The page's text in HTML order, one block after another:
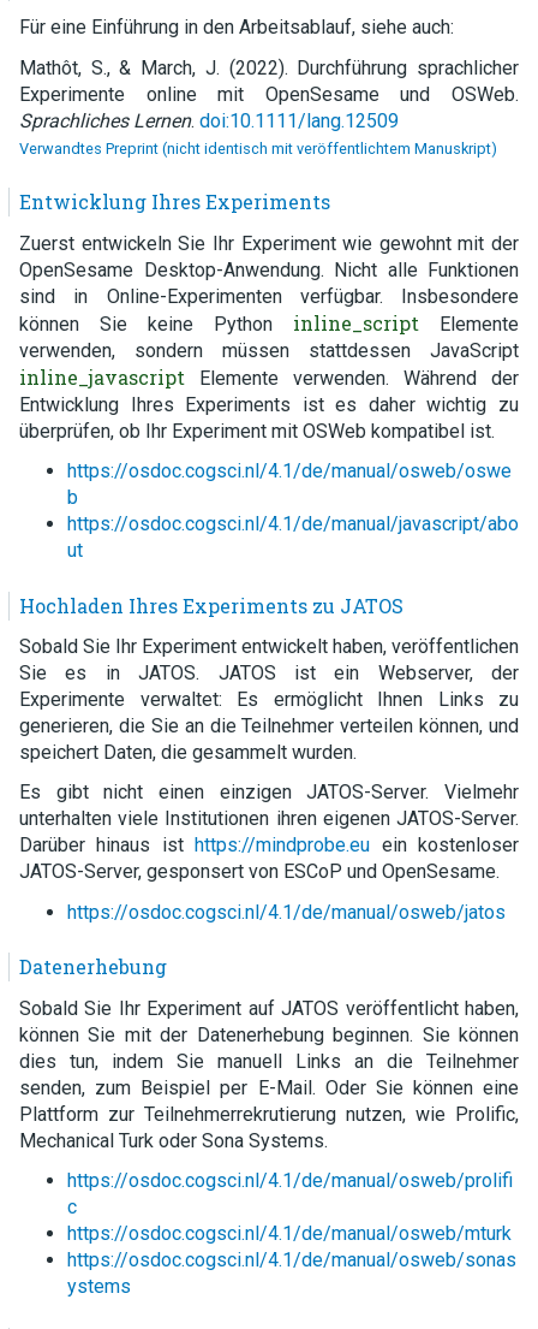
Für eine Einführung in den Arbeitsablauf, siehe auch:
Mathôt, S., & March, J. (2022). Durchführung sprachlicher
Experimente online mit OpenSesame und OSWeb.
Sprachliches Lernen. doi:10.1111/lang.12509
Verwandtes Preprint (nicht identisch mit veröffentlichtem Manuskript)
Entwicklung Ihres Experiments
Zuerst entwickeln Sie Ihr Experiment wie gewohnt mit der
OpenSesame Desktop-Anwendung. Nicht alle Funktionen
sind in Online-Experimenten verfügbar. Insbesondere
können Sie keine Python inline_script Elemente
verwenden, sondern müssen stattdessen JavaScript
inline_javascript Elemente verwenden. Während der
Entwicklung Ihres Experiments ist es daher wichtig zu
überprüfen, ob Ihr Experiment mit OSWeb kompatibel ist.
https://osdoc.cogsci.nl/4.1/de/manual/osweb/oswe
b
https://osdoc.cogsci.nl/4.1/de/manual/javascript/abo
ut
Hochladen Ihres Experiments zu JATOS
Sobald Sie Ihr Experiment entwickelt haben, veröffentlichen
Sie es in JATOS. JATOS ist ein Webserver, der
Experimente verwaltet: Es ermöglicht Ihnen Links zu
generieren, die Sie an die Teilnehmer verteilen können, und
speichert Daten, die gesammelt wurden.
Es gibt nicht einen einzigen JATOS-Server. Vielmehr
unterhalten viele Institutionen ihren eigenen JATOS-Server.
Darüber hinaus ist https://mindprobe.eu ein kostenloser
JATOS-Server, gesponsert von ESCoP und OpenSesame.
https://osdoc.cogsci.nl/4.1/de/manual/osweb/jatos
Datenerhebung
Sobald Sie Ihr Experiment auf JATOS veröffentlicht haben,
können Sie mit der Datenerhebung beginnen. Sie können
dies tun, indem Sie manuell Links an die Teilnehmer
senden, zum Beispiel per E-Mail. Oder Sie können eine
Plattform zur Teilnehmerrekrutierung nutzen, wie Prolific,
Mechanical Turk oder Sona Systems.
https://osdoc.cogsci.nl/4.1/de/manual/osweb/prolifi
c
https://osdoc.cogsci.nl/4.1/de/manual/osweb/mturk
https://osdoc.cogsci.nl/4.1/de/manual/osweb/sonas
ystems